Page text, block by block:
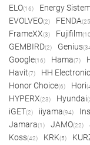
ELO(16) Energy
EVOLVEO(2) FENDA
FrameXX(3) Fujifilm
GEMBIRD(2) Genius
Google(16) Hama(7)
Havit(7) HH
Honor Choice(6) Hori
HYPERX(23) Hyundai
iGET(2) iiyama(94)
Jamara(1) JAMO(22)
Koss(42) KRK(5)